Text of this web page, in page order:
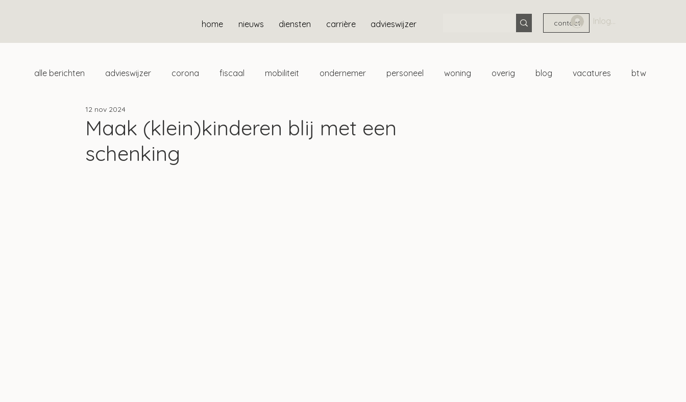
contact
home nieuws diensten carrière advieswijzer Inloggen
alle berichten advieswijzer corona fiscaal mobiliteit ondernemer personeel woning overig blog vacatures btw
duurzaam home
Maak (klein)kinderen blij met een
schenking
12 nov 2024